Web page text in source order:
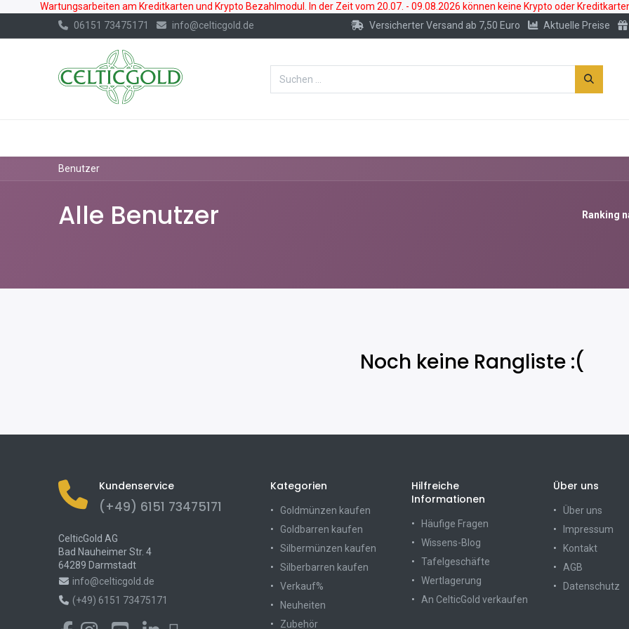
Wartungsarbeiten am Kreditkarten und Krypto Bezahlmodul. In der Zeit vom 20.07. - 09.08.2026 können keine Krypto oder
06151 73475171
info@celticgold.de Versicherter Versand ab 7,50 Euro Aktuelle Preise
Benutzer
Alle Benutzer Ranking
Noch keine Rangliste :(
Kundenservice
(+49) 6151 73475171
CelticGold AG
Bad Nauheimer Str. 4
64289 Darmstadt
info@celticgold.de
(+49) 6151 73475171
Kategorien
Goldmünzen kaufen
Goldbarren kaufen
Silbermünzen kaufen
Silberbarren kaufen
Verkauf%
Neuheiten
Zubehör
Hilfreiche
Informationen
Häufige Fragen
Wissens-Blog
Tafelgeschäfte
Wertlagerung
An CelticGold verkaufen
Über uns
Über uns
Impressum
Kontakt
AGB
Datenschutz